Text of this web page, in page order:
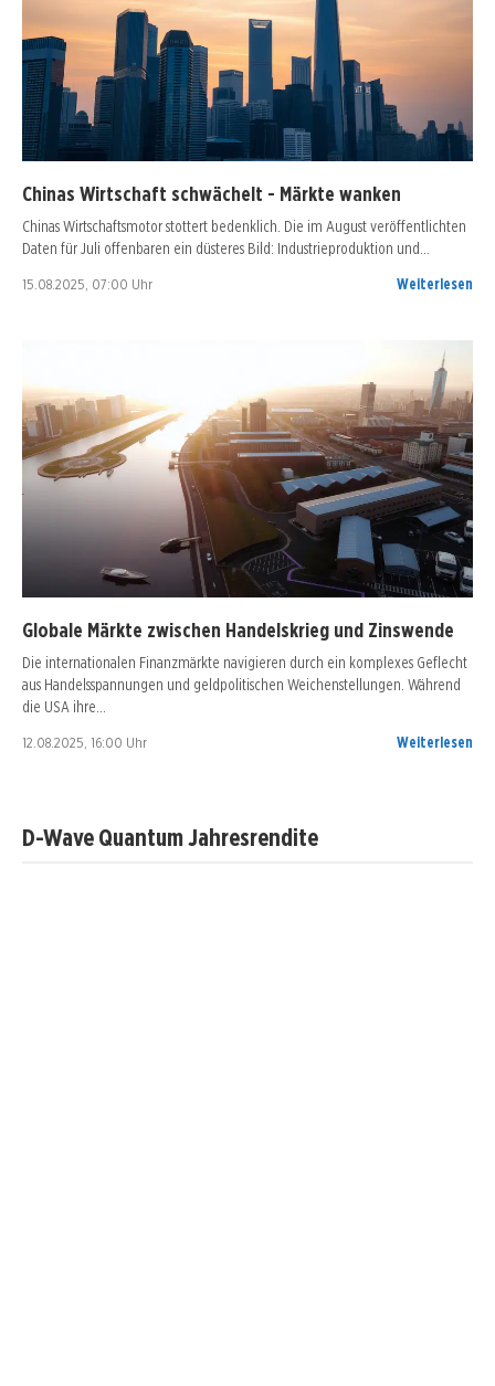
Chinas Wirtschaft schwächelt - Märkte wanken
Chinas Wirtschaftsmotor stottert bedenklich. Die im August veröffentlichten
Daten für Juli offenbaren ein düsteres Bild: Industrieproduktion und…
15.08.2025, 07:00 Uhr Weiterlesen
Globale Märkte zwischen Handelskrieg und Zinswende
Die internationalen Finanzmärkte navigieren durch ein komplexes Geflecht
aus Handelsspannungen und geldpolitischen Weichenstellungen. Während
die USA ihre…
12.08.2025, 16:00 Uhr Weiterlesen
D-Wave Quantum Jahresrendite